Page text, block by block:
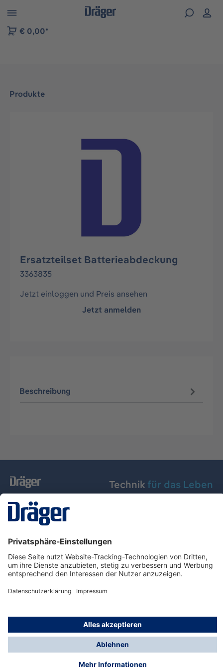
der B2B-Plattform springen
€ 0,00*
Produkte
Bildergalerie überspringen
Ersatzteilset Batterieabdeckung
3363835
Jetzt einloggen und Preis ansehen
Jetzt anmelden
Beschreibung
Technik für das Leben
Dräger Austria GmbH
Über Dräger
Informationen
© Dräger Austria GmbH, 2024
* Alle Preise exkl. gesetzl. Mehrwertsteuer zzgl.
Versandkosten und ggf. Nachnahmegebühren, wenn
nicht anders angegeben.